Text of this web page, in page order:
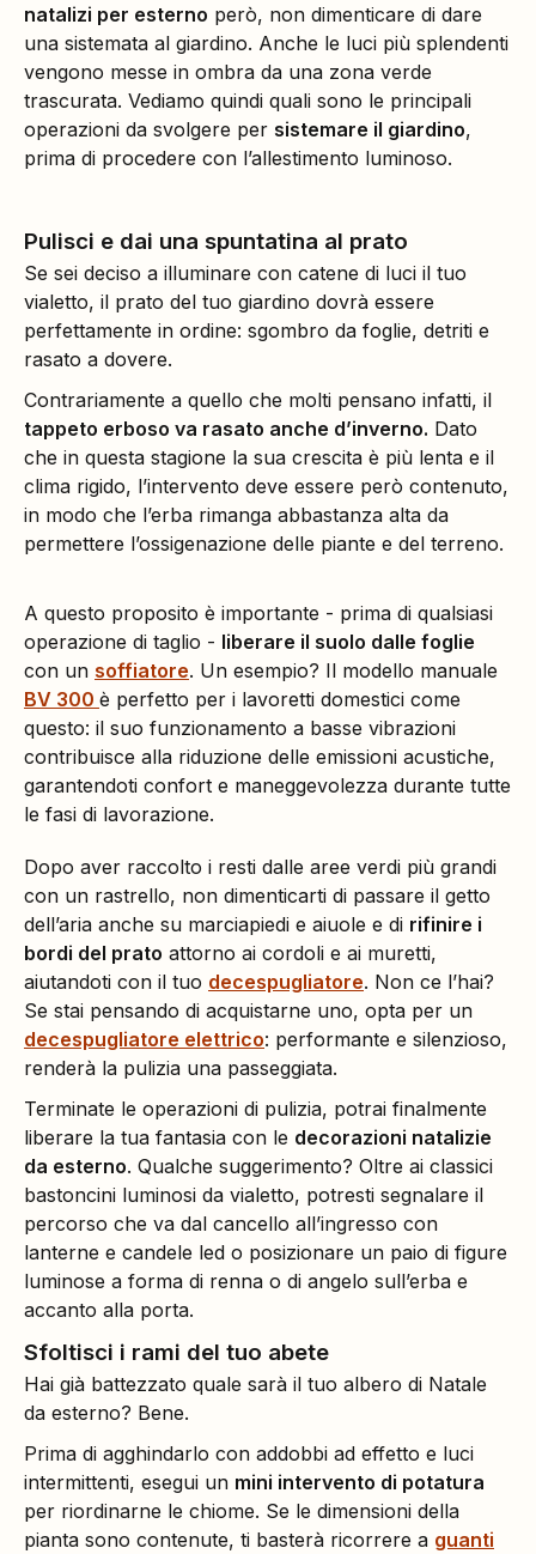
natalizi per esterno però, non dimenticare di dare
una sistemata al giardino. Anche le luci più splendenti
vengono messe in ombra da una zona verde
trascurata. Vediamo quindi quali sono le principali
operazioni da svolgere per sistemare il giardino,
prima di procedere con l’allestimento luminoso.
Pulisci e dai una spuntatina al prato
Se sei deciso a illuminare con catene di luci il tuo
vialetto, il prato del tuo giardino dovrà essere
perfettamente in ordine: sgombro da foglie, detriti e
rasato a dovere.
Contrariamente a quello che molti pensano infatti, il
tappeto erboso va rasato anche d’inverno. Dato
che in questa stagione la sua crescita è più lenta e il
clima rigido, l’intervento deve essere però contenuto,
in modo che l’erba rimanga abbastanza alta da
permettere l’ossigenazione delle piante e del terreno.
A questo proposito è importante - prima di qualsiasi
operazione di taglio - liberare il suolo dalle foglie
con un soffiatore. Un esempio? Il modello manuale
BV 300 è perfetto per i lavoretti domestici come
questo: il suo funzionamento a basse vibrazioni
contribuisce alla riduzione delle emissioni acustiche,
garantendoti confort e maneggevolezza durante tutte
le fasi di lavorazione.
Dopo aver raccolto i resti dalle aree verdi più grandi
con un rastrello, non dimenticarti di passare il getto
dell’aria anche su marciapiedi e aiuole e di rifinire i
bordi del prato attorno ai cordoli e ai muretti,
aiutandoti con il tuo decespugliatore. Non ce l’hai?
Se stai pensando di acquistarne uno, opta per un
decespugliatore elettrico: performante e silenzioso,
renderà la pulizia una passeggiata.
Terminate le operazioni di pulizia, potrai finalmente
liberare la tua fantasia con le decorazioni natalizie
da esterno. Qualche suggerimento? Oltre ai classici
bastoncini luminosi da vialetto, potresti segnalare il
percorso che va dal cancello all’ingresso con
lanterne e candele led o posizionare un paio di figure
luminose a forma di renna o di angelo sull’erba e
accanto alla porta.
Sfoltisci i rami del tuo abete
Hai già battezzato quale sarà il tuo albero di Natale
da esterno? Bene.
Prima di agghindarlo con addobbi ad effetto e luci
intermittenti, esegui un mini intervento di potatura
per riordinarne le chiome. Se le dimensioni della
pianta sono contenute, ti basterà ricorrere a guanti